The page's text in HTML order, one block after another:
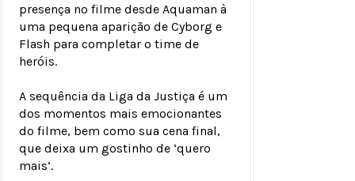
presença no filme desde Aquaman à
uma pequena aparição de Cyborg e
Flash para completar o time de
heróis.
A sequência da Liga da Justiça é um
dos momentos mais emocionantes
do filme, bem como sua cena final,
que deixa um gostinho de ‘quero
mais’.